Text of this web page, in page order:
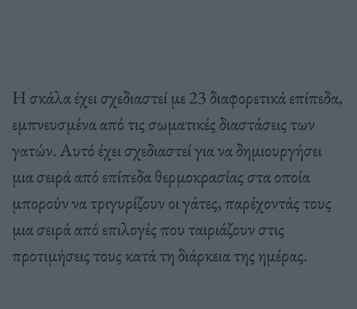
Η σκάλα έχει σχεδιαστεί με 23 διαφορετικά επίπεδα,
εμπνευσμένα από τις σωματικές διαστάσεις των
γατών. Αυτό έχει σχεδιαστεί για να δημιουργήσει
μια σειρά από επίπεδα θερμοκρασίας στα οποία
μπορούν να τριγυρίζουν οι γάτες, παρέχοντάς τους
μια σειρά από επιλογές που ταιριάζουν στις
προτιμήσεις τους κατά τη διάρκεια της ημέρας.